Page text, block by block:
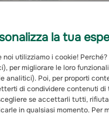
la tua
noi utilizziamo i cookie!
per migliorare le loro
analitici). Poi, per proporti
di condividere contenuti di
se accettarli tutti,
in qualsiasi momento. Per